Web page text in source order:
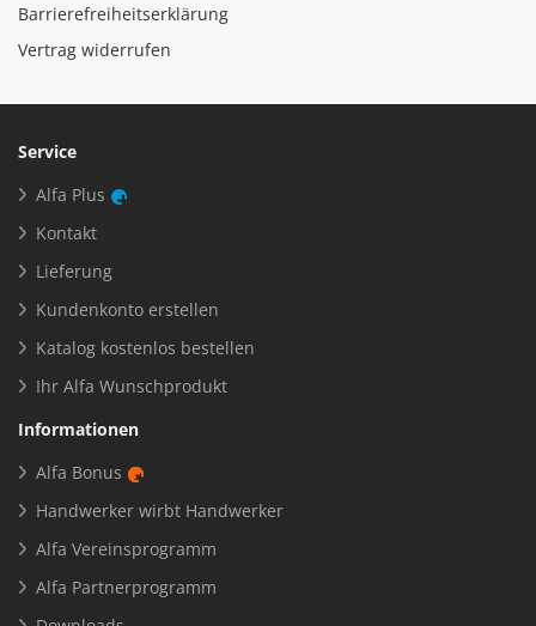
Barrierefreiheitserklärung
Vertrag widerrufen
Service
Alfa Plus
Kontakt
Lieferung
Kundenkonto erstellen
Katalog kostenlos bestellen
Ihr Alfa Wunschprodukt
Informationen
Alfa Bonus
Handwerker wirbt Handwerker
Alfa Vereinsprogramm
Alfa Partnerprogramm